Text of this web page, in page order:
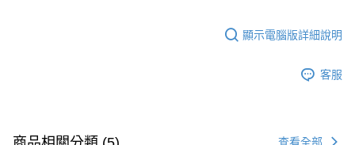
顯示電腦版詳細說明
客服
查看全部